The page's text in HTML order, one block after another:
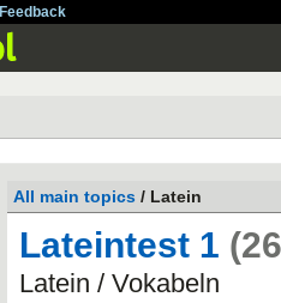
Feedback
All main topics / Latein
Lateintest 1
Latein / Vokabeln